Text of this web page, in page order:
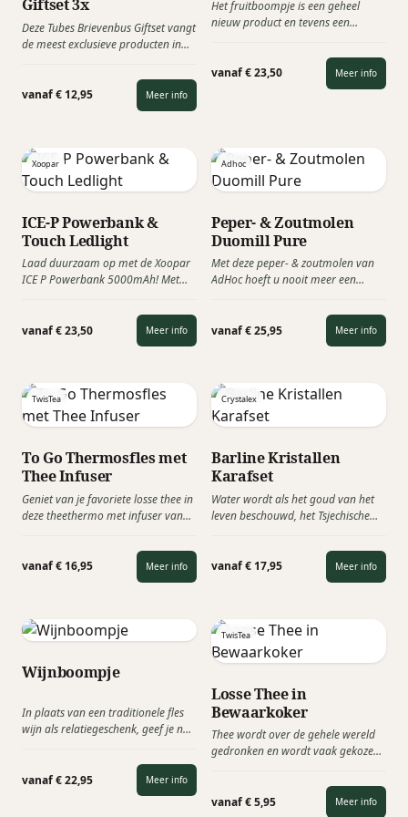
Giftset 3x
Deze Tubes Brievenbus Giftset vangt
de meest exclusieve producten in
genieten van al het moois in het
leven. Het concept is gebaseerd op
het ‘verpakken’ van exclusieve
vanaf € 12,95 Meer info
Het fruitboompje is een geheel
nieuw product en tevens een
Maatschappelijk Verantwoord
Ondernemen stimuleert!
Verkrijgbaar als appel-, peren- en
vanaf € 23,50 Meer info
Xoopar
ICE-P Powerbank &
Touch Ledlight
Laad duurzaam op met de Xoopar
ICE P Powerbank 5000mAh! Met
Powerbank, deze milieuvriendelijke
en compacte powerbank is perfect
voor dagelijks gebruik en biedt tal
vanaf € 23,50 Meer info
Adhoc
Peper- & Zoutmolen
Duomill Pure
Met deze peper- & zoutmolen van
AdHoc hoeft u nooit meer een
te hebben. Deze molen bevat 2
afzonderlijke slijpmachines voor de
gelijktijdige verwerking van peper
kunt zelf de korrelgrootte instellen.
Zo kunt u uw gerecht meer naar uw
keuze maken.
vanaf € 25,95 Meer info
TwisTea
To Go Thermosfles met
Thee Infuser
Geniet van je favoriete losse thee in
deze theethermo met infuser van
beker maak je het drinken van losse
thee thuis, onderweg of op het werk
wel héél makkelijk. Nu ook
vanaf € 16,95 Meer info
Crystalex
Barline Kristallen
Karafset
Water wordt als het goud van het
leven beschouwd, het Tsjechische
elegante Barline Karafset.
vanaf € 17,95
Meer info
Wijnboompje
In plaats van een traditionele fles
wijn als relatiegeschenk, geef je nu
Bovendien is de wijnrank een
levensboom, die staat voor kracht
vanaf € 22,95 Meer info
TwisTea
Losse Thee in
Bewaarkoker
Thee wordt over de gehele wereld
gedronken en wordt vaak gekozen
perfecte cadeautje, de Twistea thee-
ma’s! Heel leuk om te geven, lekker
vanaf € 5,95 Meer info